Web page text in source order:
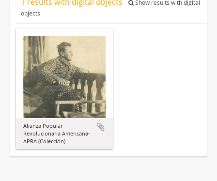
Show results with digital
objects
Alianza Popular
Revolucionaria Americana-
APRA (Colección)